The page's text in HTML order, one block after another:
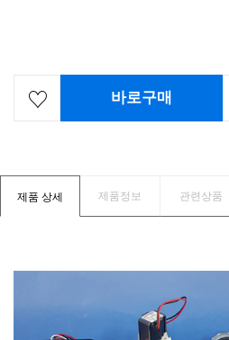
바로구매
제품 상세 제품정보 관련상품